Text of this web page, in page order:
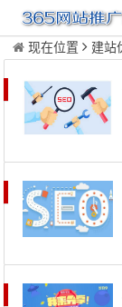
现在位置 建站